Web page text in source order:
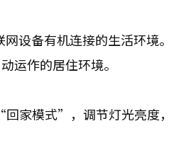
设备有机连接的生活环境
运作的居住环境。
家模式”，调节灯光亮度